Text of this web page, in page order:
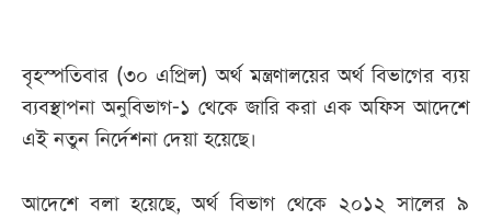
বৃহস্পতিবার (৩০ এপ্রিল) অর্থ মন্ত্রণালয়ের অর্থ বিভাগের ব্যয়
ব্যবস্থাপনা অনুবিভাগ-১ থেকে জারি করা এক অফিস আদেশে
এই নতুন নির্দেশনা দেয়া হয়েছে।
আদেশে বলা হয়েছে, অর্থ বিভাগ থেকে ২০১২ সালের ৯